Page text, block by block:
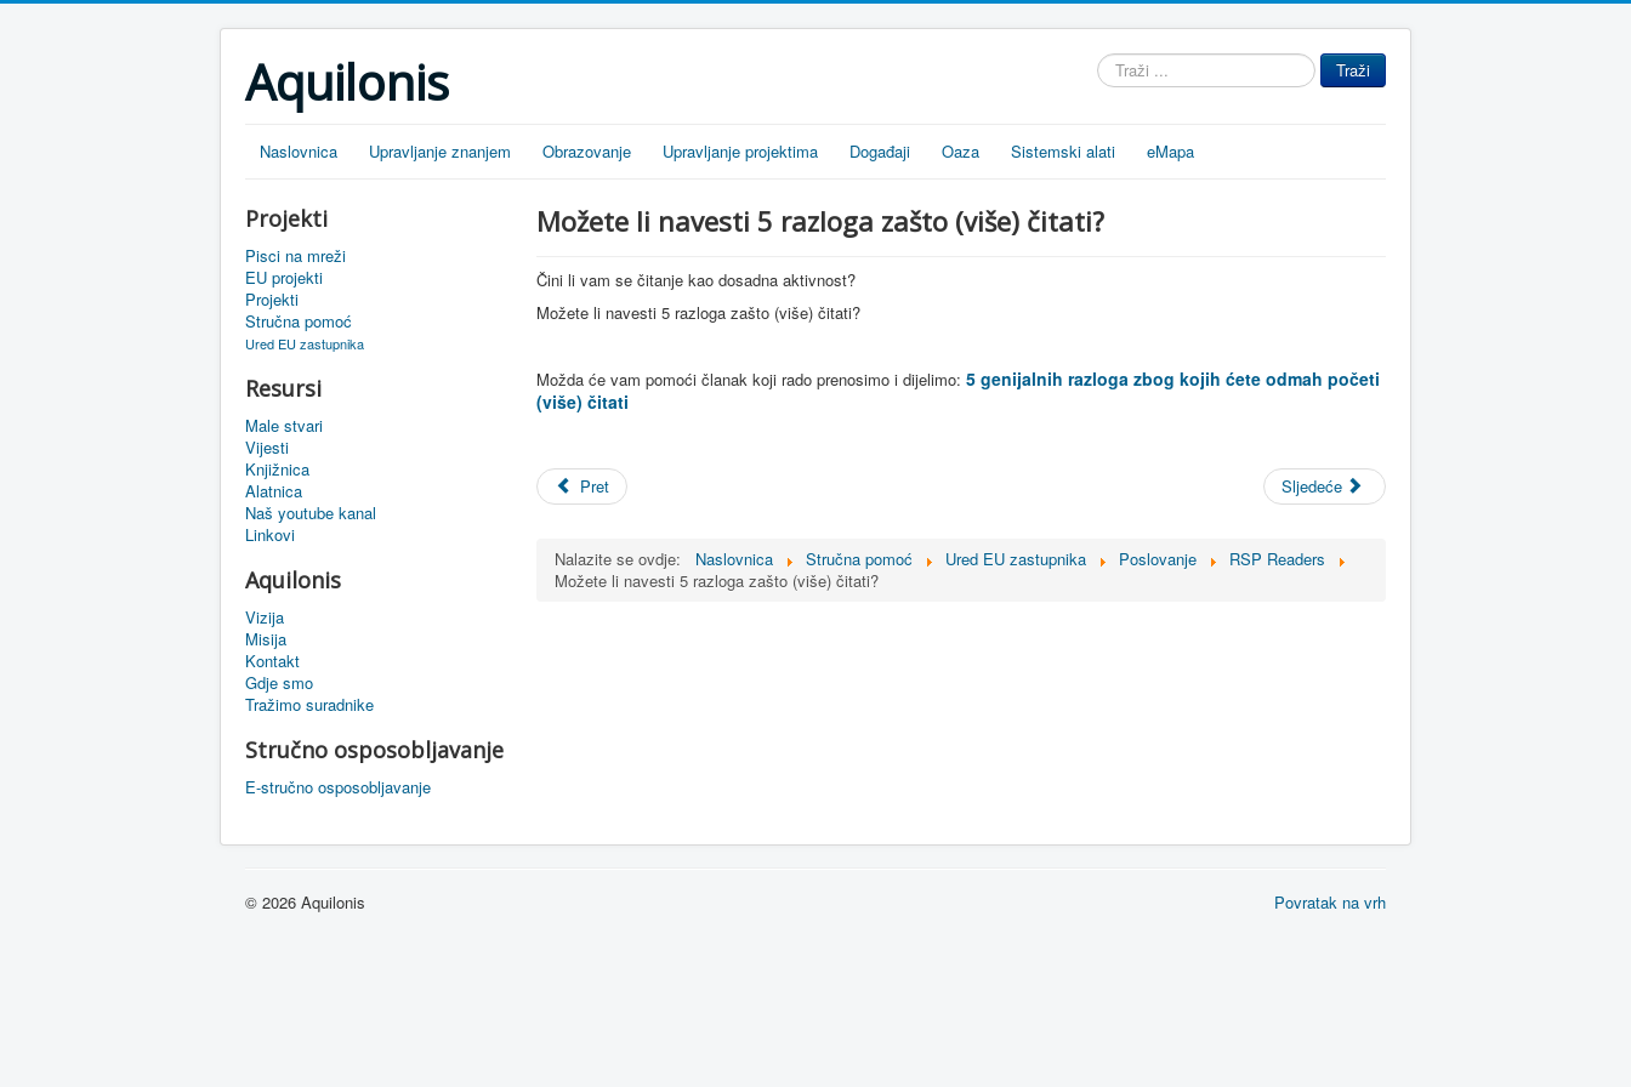
Aquilonis
Traži
...
Traži
Naslovnica Upravljanje znanjem Obrazovanje Upravljanje projektima Događaji Oaza Sistemski alati eMapa
Projekti
Pisci na mreži
EU projekti
Projekti
Stručna pomoć
Ured EU zastupnika
Resursi
Male stvari
Vijesti
Knjižnica
Alatnica
Naš youtube kanal
Linkovi
Aquilonis
Vizija
Misija
Kontakt
Gdje smo
Tražimo suradnike
Stručno osposobljavanje
E-stručno osposobljavanje
Možete li navesti 5 razloga zašto (više) čitati?
Čini li vam se čitanje kao dosadna aktivnost?
Možete li navesti 5 razloga zašto (više) čitati?
Možda će vam pomoći članak koji rado prenosimo i dijelimo: 5 genijalnih razloga zbog kojih ćete odmah početi
(više) čitati
Pret Sljedeće
Nalazite se ovdje: Naslovnica Stručna pomoć Ured EU zastupnika Poslovanje
RSP Readers
Možete li navesti 5 razloga zašto (više) čitati?
Povratak na vrh
© 2026 Aquilonis